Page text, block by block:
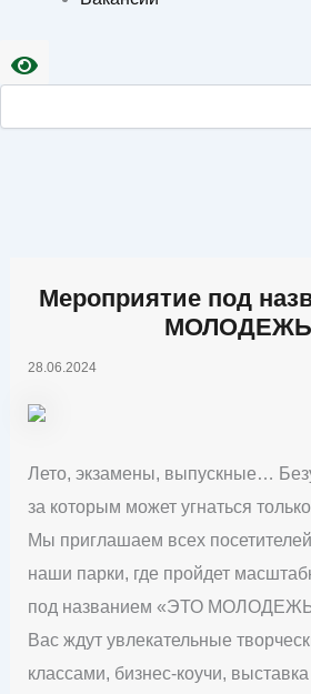
Мероприятие под
28.06.2024
Лето, экзамены, выпускные…
за которым может угнаться
Мы приглашаем всех
наши парки, где пройдет
под названием «ЭТО
Вас ждут увлекательные
классами, бизнес-коучи,